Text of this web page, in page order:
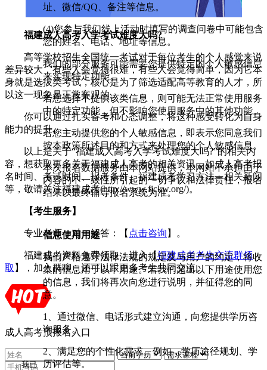
福建成人高考入学考试难度大吗?
高等学校招生全国统一考试对于每位考生的个人感觉来说
差异较大，有些人会觉得很难，有些人会觉得简单，因为它本
身就是选拔类考试，核心是为了筛选适配高等教育的人才，所
以这一现象是正常客观的。
你可以通过扎实备考和心态调整，将这种感受转化为自身
能力的提升。
以上是关于“福建成人高考入学考试难度大吗?”的相关内
容，想获取更多关于福建成人高考的相关资讯，如成人高考报
名时间、考试时间、报考条件、福建成考学习方法、相关新闻
等，敬请关注福建成考(http://www.fjckw.org/)。
【考生服务】
专业老师一对一解答：【 点击咨询 】。
福建成考资料免费领取：进入【福建成考考生交流群领
取 】，加入群聊，还可以跟更多考生共同交流。
成人高考预报名入口
我已
址、微信/QQ、备注等信息。
(4)您参与我们线上活动时填写的调查问卷中可能包含
您的姓名、电话、地址等信息。
我们的部分服务可能需要您提供特定的个人敏感信息
来实现特定功能。
若您选择不提供该类信息，则可能无法正常使用服务
中的特定功能，但不影响您使用服务中的其他功能。
若您主动提供您的个人敏感信息，即表示您同意我们
按本政策所述目的和方式来处理您的个人敏感信息。
本次报名数据服务由本网站提供，本网站不承担由于
内容的不一致性所引起的一切争议和法律责任，报名
结果以最终辅导报名系统为准。
信息使用用途
我们严格遵守法律法规的规定及与用户的约定，将收
集的信息用于以下用途。若我们超出以下用途使用您
的信息，我们将再次向您进行说明，并征得您的同
意。
1、通过微信、电话形式建立沟通，向您提供学历咨
询服务。
2、满足您的个性化需求。例如，学历途径规划、学
历评估等。